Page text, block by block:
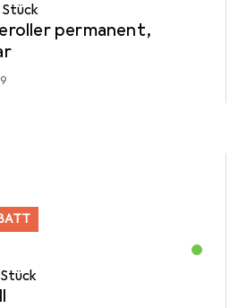
permanent,